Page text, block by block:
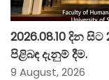
2026.08.10 දින සිට
පිළිබඳ දැනුම් දීම.
9 August, 2026